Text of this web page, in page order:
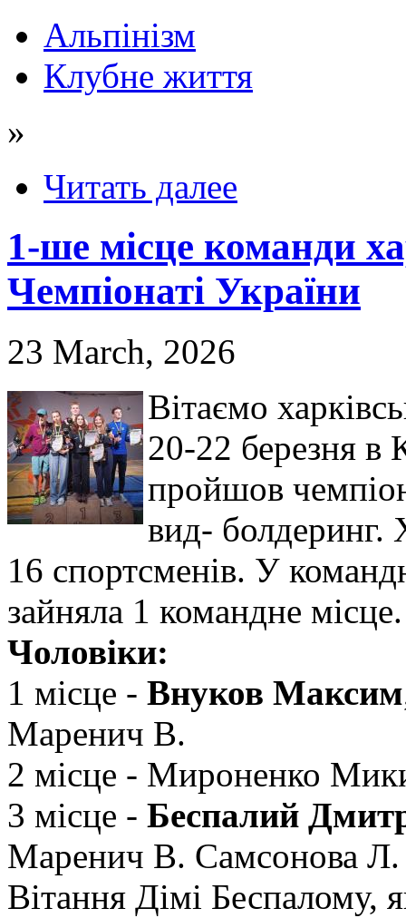
Альпінізм
Клубне життя
»
Читать далее
1-ше місце команди
Чемпіонаті України
23 March, 2026
Вітаємо
20-22 березня в
пройшов
вид- болдеринг.
16 спортсменів. У
зайняла 1 командне місце.
Чоловіки:
1 місце - Внуков Максим
Маренич В.
2 місце - Мироненко
3 місце - Беспалий
Маренич В. Самсонова Л.
Вітання Дімі